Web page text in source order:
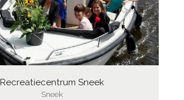
Recreatiecentrum Sneek
Sneek